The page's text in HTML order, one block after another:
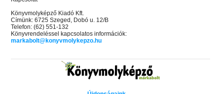
Könyvmolyképző Kiadó Kft.
Címünk: 6725 Szeged, Dobó u. 12/B
Telefon: (62) 551-132
Könyvrendeléssel kapcsolatos információk:
markabolt@konyvmolykepzo.hu